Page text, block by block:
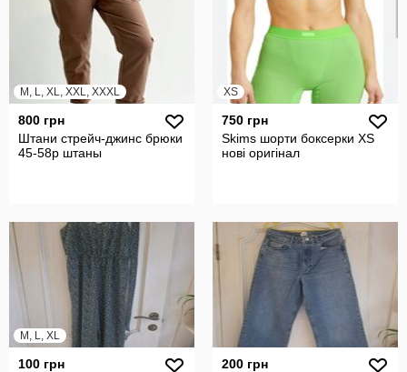
M, L, XL, XXL, XXXL
800 грн
Штани стрейч-джинс брюки
45-58р штаны
XS
750 грн
Skims шорти боксерки XS
нові оригінал
M, L, XL
100 грн
200 грн